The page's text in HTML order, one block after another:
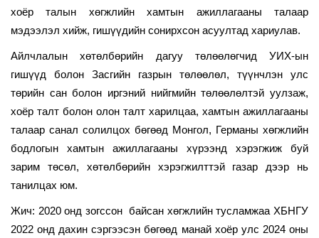
хоёр талын хөгжлийн хамтын ажиллагааны талаар
мэдээлэл хийж, гишүүдийн сонирхсон асуултад хариулав.
Айлчлалын хөтөлбөрийн дагуу төлөөлөгчид УИХ-ын
гишүүд болон Засгийн газрын төлөөлөл, түүнчлэн улс
төрийн сан болон иргэний нийгмийн төлөөлөлтэй уулзаж,
хоёр талт болон олон талт харилцаа, хамтын ажиллагааны
талаар санал солилцох бөгөөд Монгол, Германы хөгжлийн
бодлогын хамтын ажиллагааны хүрээнд хэрэгжиж буй
зарим төсөл, хөтөлбөрийн хэрэгжилттэй газар дээр нь
танилцах юм.
Жич: 2020 онд зогссон байсан хөгжлийн тусламжаа ХБНГУ
2022 онд дахин сэргээсэн бөгөөд манай хоёр улс 2024 оны